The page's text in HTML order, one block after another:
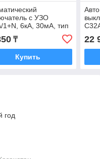
с УЗО
1+N, 6кА, 30мА, тип
₸
Купить
22
год